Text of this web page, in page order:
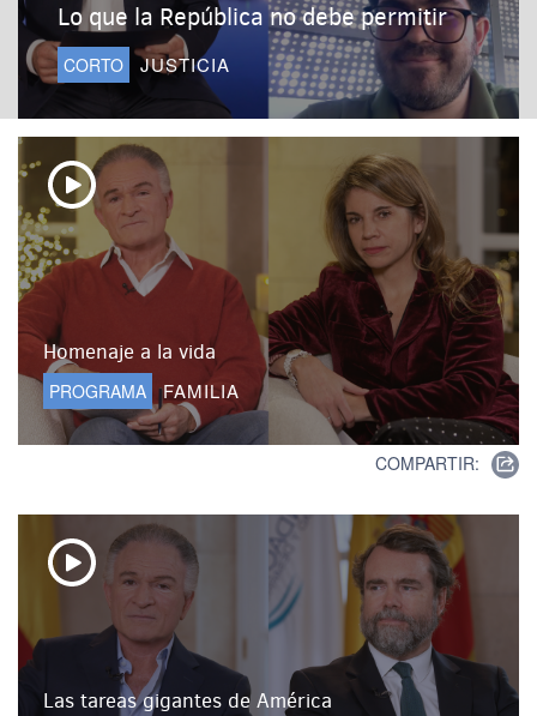
Lo que la República no debe permitir
CORTO JUSTICIA
Homenaje a la vida
PROGRAMA FAMILIA
COMPARTIR:
Las tareas gigantes de América